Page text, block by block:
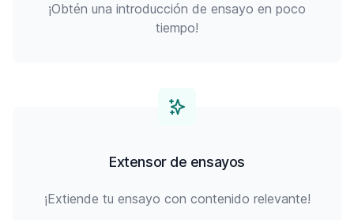
¡Obtén una introducción de ensayo en poco
tiempo!
Extensor de ensayos
¡Extiende tu ensayo con contenido relevante!